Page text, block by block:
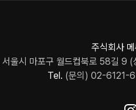
주식회사
서울시 마포구 월드컵북로 58길
Tel. (문의) 02-